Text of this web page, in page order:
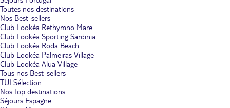
Toutes nos destinations
Nos Best-sellers
Club Lookéa Rethymno Mare
Club Lookéa Sporting Sardinia
Club Lookéa Roda Beach
Club Lookéa Palmeiras Village
Club Lookéa Alua Village
Tous nos Best-sellers
TUI Sélection
Nos Top destinations
Séjours Espagne